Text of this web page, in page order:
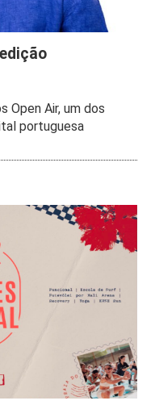
Open Air, um dos
portuguesa